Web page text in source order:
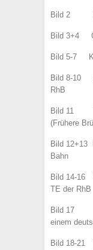
Bild 2
Bild 3+4
Bild 5-7
Bild 8-10
RhB
Bild 11
(Frühere
Bild 12+13
Bahn
Bild 14-16
TE der RhB
Bild 17
einem
Bild 18-21